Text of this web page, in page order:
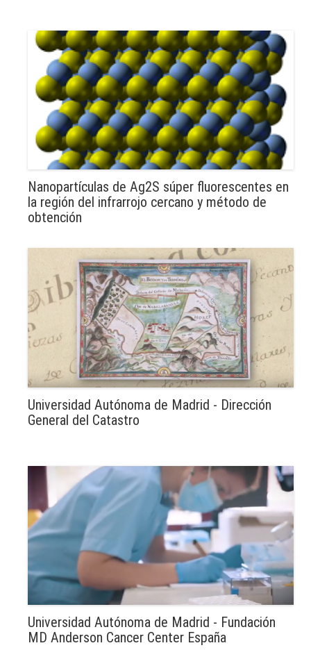
Nanopartículas de Ag2S súper fluorescentes en
la región del infrarrojo cercano y método de
obtención
Universidad Autónoma de Madrid - Dirección
General del Catastro
Universidad Autónoma de Madrid - Fundación
MD Anderson Cancer Center España